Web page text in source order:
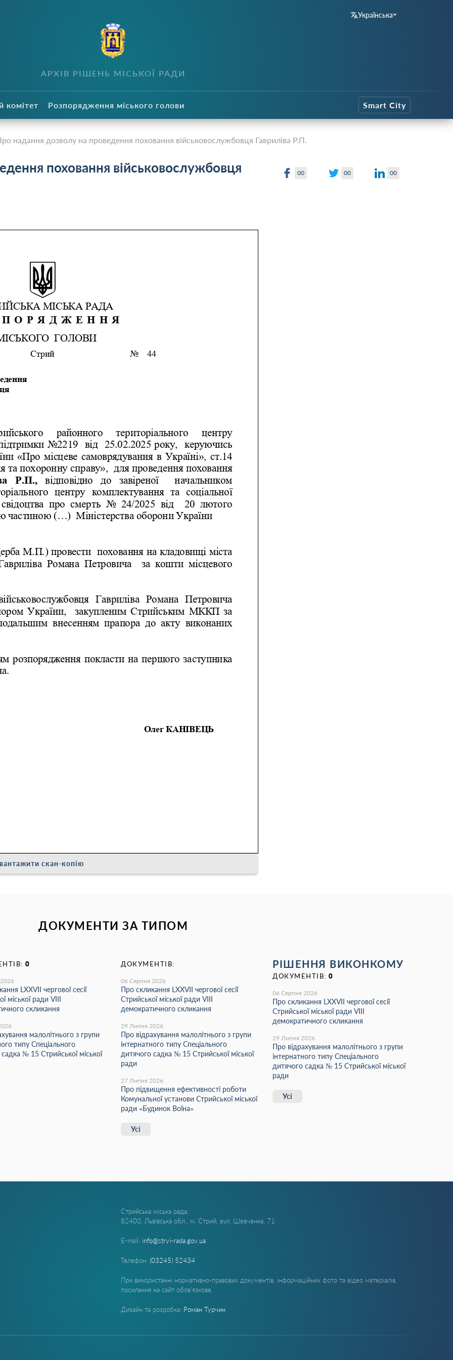
Українська
АРХІВ РІШЕНЬ МІСЬКОЇ РАДИ
комітет Розпорядження міського голови Smart City
надання дозволу на проведення поховання військовослужбовця Гавриліва Р.П.
поховання військовослужбовця
скан-копію
00 00 00
ДОКУМЕНТИ ЗА ТИПОМ
0
LХХVІІ чергової сесії
міської ради VIII
скликання
малолітнього з групи
типу Спеціального
№ 15 Стрийської міської
ДОКУМЕНТІВ:
06 Серпня 2026
Про скликання LХХVІІ чергової сесії
Стрийської міської ради VIII
демократичного скликання
29 Липня 2026
Про відрахування малолітнього з групи
інтернатного типу Спеціального
дитячого садка № 15 Стрийської міської
ради
27 Липня 2026
Про підвищення ефективності роботи
Комунальної установи Стрийської міської
ради «Будинок Воїна»
Усі
РІШЕННЯ ВИКОНКОМУ
ДОКУМЕНТІВ: 0
06 Серпня 2026
Про скликання LХХVІІ чергової сесії
Стрийської міської ради VIII
демократичного скликання
29 Липня 2026
Про відрахування малолітнього з групи
інтернатного типу Спеціального
дитячого садка № 15 Стрийської міської
ради
Усі
Стрийська міська рада,
82400, Львівська обл., м. Стрий, вул. Шевченка, 71
E-mail: info@stryi-rada.gov.ua
Телефон: (03245) 52434
При використанні нормативно-правових документів, інформаційних фото та відео матеріалів,
посилання на сайт обов'язкове.
Дизайн та розробка: Роман Турчин